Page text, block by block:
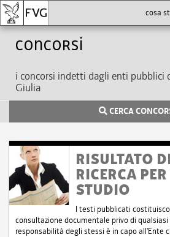
Concorsi
i concorsi indetti dagli enti pubblici
Giulia
CERCA
RISULTATO
RICERCA
STUDIO
I testi pubblicati
consultazione documentale privo di
responsabilità degli stessi è in capo all'Ente